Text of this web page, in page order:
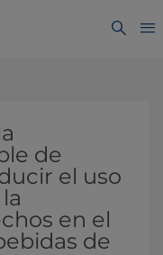
de
el uso
en el
de